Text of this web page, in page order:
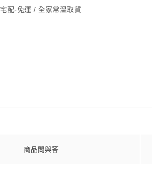
宅配-免運 / 全家常溫取貨
商品問與答